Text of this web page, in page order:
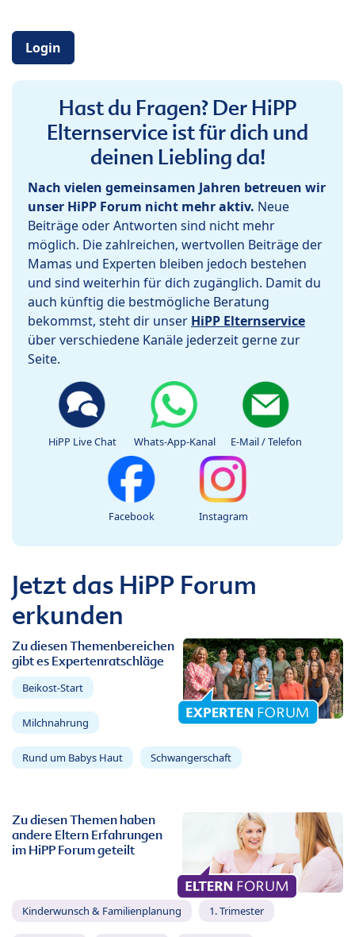
Login
Hast du Fragen? Der HiPP
Elternservice ist für dich und
deinen Liebling da!
Nach vielen gemeinsamen Jahren betreuen wir
unser HiPP Forum nicht mehr aktiv. Neue
Beiträge oder Antworten sind nicht mehr
möglich. Die zahlreichen, wertvollen Beiträge der
Mamas und Experten bleiben jedoch bestehen
und sind weiterhin für dich zugänglich. Damit du
auch künftig die bestmögliche Beratung
bekommst, steht dir unser HiPP Elternservice
über verschiedene Kanäle jederzeit gerne zur
Seite.
HiPP Live Chat Whats-App-Kanal E-Mail / Telefon
Facebook Instagram
Jetzt das HiPP Forum
erkunden
Zu diesen Themenbereichen
gibt es Expertenratschläge
Beikost-Start
Milchnahrung
Rund um Babys Haut Schwangerschaft
Zu diesen Themen haben
andere Eltern Erfahrungen
im HiPP Forum geteilt
Kinderwunsch & Familienplanung 1. Trimester